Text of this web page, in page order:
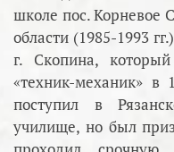
школе пос. Корневое
области (1985-1993
г. Скопина,
«техник-механик» в
поступил в
училище, но был